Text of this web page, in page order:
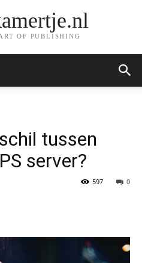
OF PUBLISHING
tussen
server?
0
597